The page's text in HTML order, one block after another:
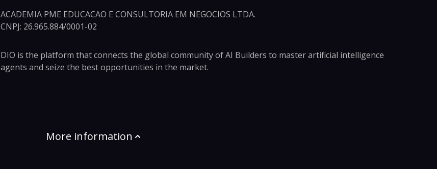
ACADEMIA PME EDUCACAO E CONSULTORIA EM NEGOCIOS LTDA.
CNPJ: 26.965.884/0001-02
DIO is the platform that connects the global community of AI Builders to master artificial intelligence
agents and seize the best opportunities in the market.
More information